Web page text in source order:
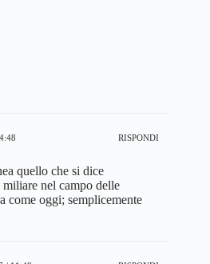
RISPONDI
quello che si dice
nel campo delle
come oggi; semplicemente